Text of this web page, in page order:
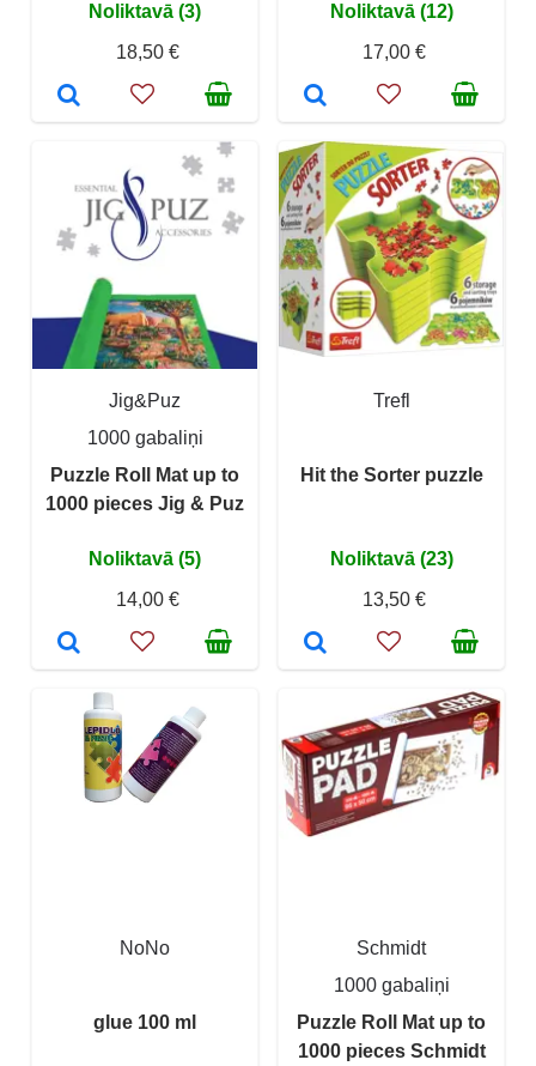
Noliktavā (3)
18,50 €
Noliktavā (12)
17,00 €
Jig&Puz
1000 gabaliņi
Puzzle Roll Mat up to
1000 pieces Jig & Puz
Noliktavā (5)
14,00 €
Trefl
Hit the Sorter puzzle
Noliktavā (23)
13,50 €
NoNo
glue 100 ml
Schmidt
1000 gabaliņi
Puzzle Roll Mat up to
1000 pieces Schmidt